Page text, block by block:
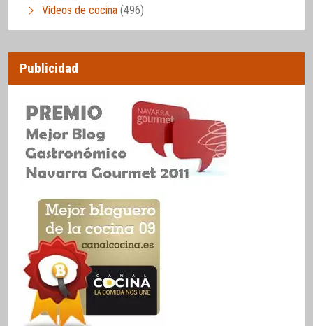
Vídeos de cocina (496)
Publicidad